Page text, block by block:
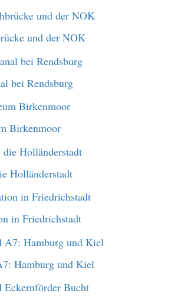
und der NOK
bei Rendsburg
Birkenmoor
Holländerstadt
in Friedrichstadt
Hamburg und Kiel